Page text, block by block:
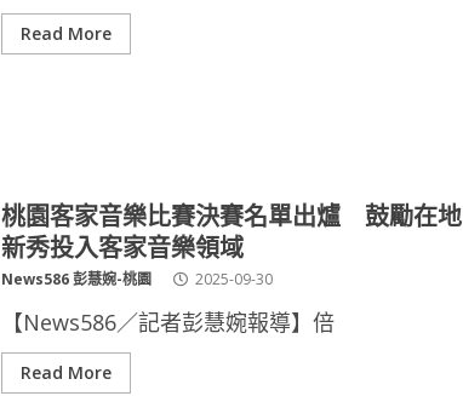
Read More
桃園客家音樂比賽決賽名單出爐 鼓勵在地
新秀投入客家音樂領域
News586 彭慧婉-桃園 2025-09-30
【News586／記者彭慧婉報導】倍
Read More